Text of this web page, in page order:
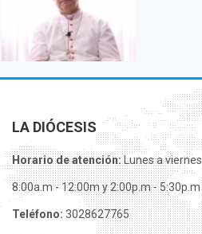
LA DIÓCESIS
Horario de atención:Lunes a viernes
8:00a.m - 12:00m y 2:00p.m - 5:30p.m
Teléfono: 3028627765